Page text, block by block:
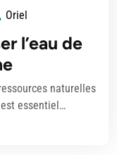
Oriel
l’eau de
naturelles
essentiel…